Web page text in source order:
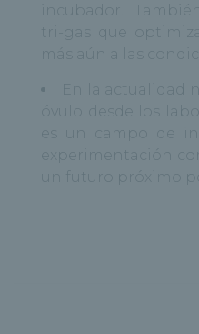
incubador.
tri-gas que
más aún a las
En la actualidad
óvulo desde los
es un campo de
experimentación
un futuro próximo